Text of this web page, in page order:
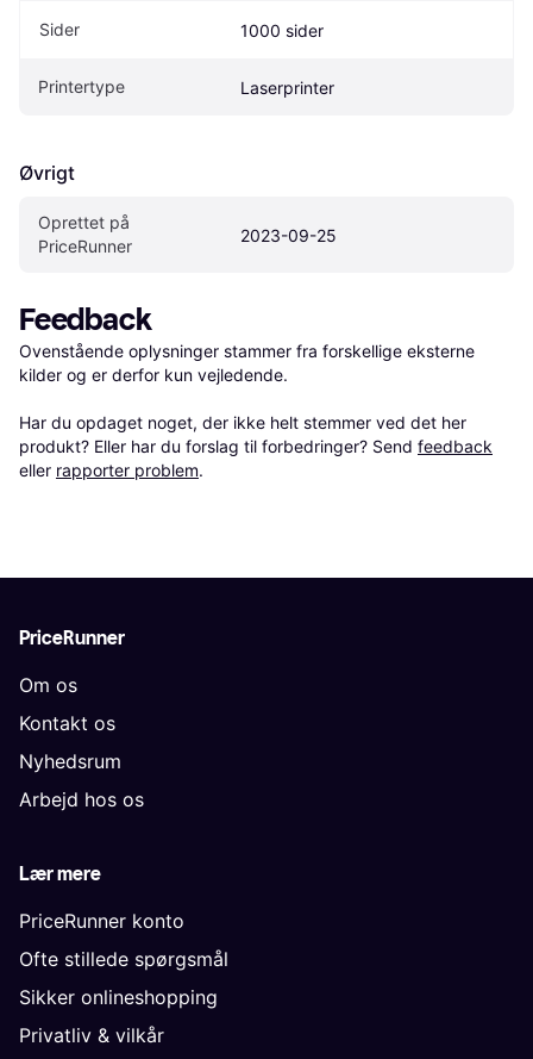
Sider 1000 sider
Printertype Laserprinter
Øvrigt
Oprettet på
PriceRunner
2023-09-25
Feedback
Ovenstående oplysninger stammer fra forskellige eksterne
kilder og er derfor kun vejledende.
Har du opdaget noget, der ikke helt stemmer ved det her
produkt? Eller har du forslag til forbedringer? Send feedback
eller rapporter problem.
PriceRunner
Om os
Kontakt os
Nyhedsrum
Arbejd hos os
Lær mere
PriceRunner konto
Ofte stillede spørgsmål
Sikker onlineshopping
Privatliv & vilkår